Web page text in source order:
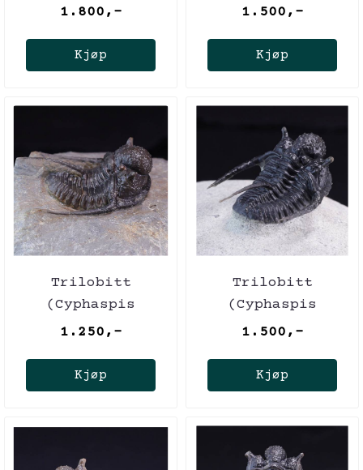
1.800,-
Kjøp
1.500,-
Kjøp
Trilobitt
(Cyphaspis
eberhardiei)
1.250,-
Kjøp
Trilobitt
(Cyphaspis
eberhardiei)
1.500,-
Kjøp